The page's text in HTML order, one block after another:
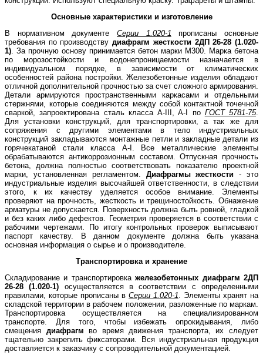
Основные характеристики и изготовление
В нормативном документе Серии 1.020-1 прописаны основные
требования по производствудиафрагм жесткости 2ДП 26-28 (1.020-
1) . За прочную основу принимается бетон марки М300. Марка бетона
по морозостойкости и водонепроницаемости назначается в
индивидуальном порядке, в зависимости от климатических
особенностей района постройки. Железобетонные изделия обладают
отличной дополнительной прочностью за счет сложного армирования.
Детали армируются пространственными каркасами и отдельными
стержнями, которые соединяются между собой контактной точечной
сваркой, запроектирована сталь класса A-III, A-I по ГОСТ 5781-75.
Для установки конструкций, для транспортировки, а так же для
сопряжения с другими элементами в тело индустриальных
конструкций закладываются монтажные петли и закладные детали из
горячекатаной стали класса A-I. Все металлические элементы
обрабатываются антикоррозионным составом. Отпускная прочность
бетона, должна полностью соответствовать показателю проектной
марки, установленная регламентом. Диафрагмы жесткости - это
индустриальные изделия высочайшей ответственности, в следствии
этого, к их качеству уделяется особое внимание. Элементы
проверяют на прочность, жесткость и трещиностойкость. Обнажение
арматуры не допускается. Поверхность должна быть ровной, гладкой
и без каких либо дефектов. Геометрия проверяется в соответствии с
рабочими чертежами. По итогу контрольных проверок выписывают
паспорт качеству. В данном документе должна быть указана
основная информация о сырье и о производителе.
Транспортировка и хранение
Складирование и транспортировкажелезобетонных диафрагм 2ДП
26-28 (1.020-1) осуществляется в соответствии с определенными
правилами, которые прописаны в Серии 1.020-1 . Элементы хранят на
складской территории в рабочем положении, разложенные по маркам.
Транспортировка осуществляется на специализированном
транспорте. Для того, чтобы избежать опрокидывания, либо
смещения диафрагмво время движения транспорта, их следует
тщательно закрепить фиксаторами. Вся индустриальная продукция
доставляется к заказчику с сопроводительной документацией.